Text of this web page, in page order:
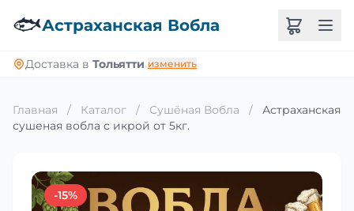
🐟Астраханская Вобла
Доставка в Тольятти изменить
Главная / Каталог / Сушёная Вобла /
Астраханская
сушеная вобла с икрой от 5кг.
-15%